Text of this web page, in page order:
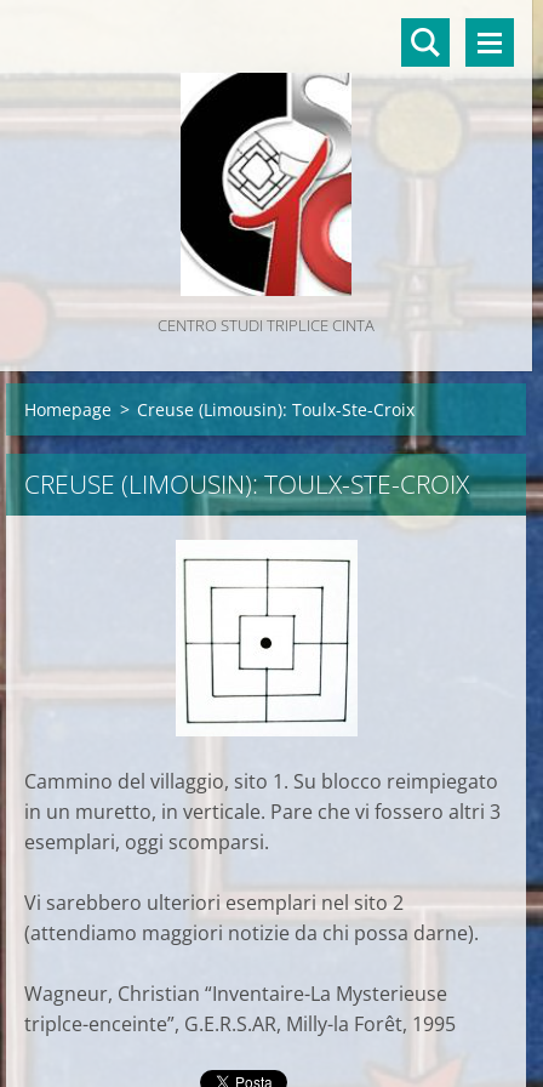
CENTRO STUDI TRIPLICE CINTA
Homepage > Creuse (Limousin): Toulx-Ste-Croix
CREUSE (LIMOUSIN): TOULX-STE-CROIX
Cammino del villaggio, sito 1. Su blocco reimpiegato
in un muretto, in verticale. Pare che vi fossero altri 3
esemplari, oggi scomparsi.
Vi sarebbero ulteriori esemplari nel sito 2
(attendiamo maggiori notizie da chi possa darne).
Wagneur, Christian “Inventaire-La Mysterieuse
triplce-enceinte”, G.E.R.S.AR, Milly-la Forêt, 1995